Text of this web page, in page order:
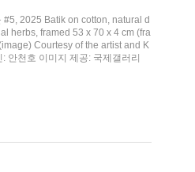
#5, 2025 Batik on cotton, natural d
herbs, framed 53 x 70 x 4 cm (fra
Courtesy of the artist and K
안천호 이미지 제공: 국제갤러리